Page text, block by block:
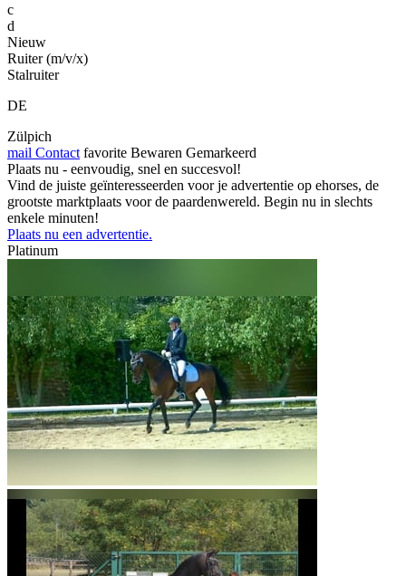
c
d
Nieuw
Ruiter (m/v/x)
Stalruiter
DE
Zülpich
mail Contact favorite Bewaren Gemarkeerd
Plaats nu - eenvoudig, snel en succesvol!
Vind de juiste geïnteresseerden voor je advertentie op ehorses, de
grootste marktplaats voor de paardenwereld. Begin nu in slechts
enkele minuten!
Plaats nu een advertentie.
Platinum